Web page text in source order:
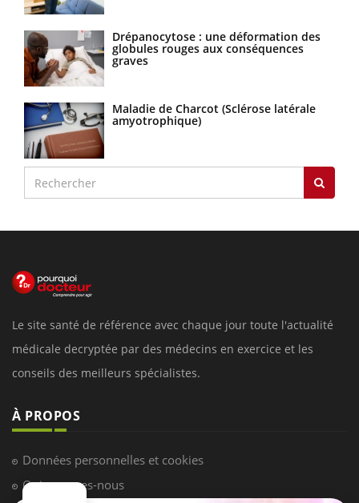
Drépanocytose : une déformation des
globules rouges aux conséquences
graves
Maladie de Charcot (Sclérose latérale
amyotrophique)
Le site santé de référence avec chaque jour toute l'actualité
médicale decryptée par des médecins en exercice et les
conseils des meilleurs spécialistes.
À PROPOS
Données personnelles et cookies
Qui sommes-nous